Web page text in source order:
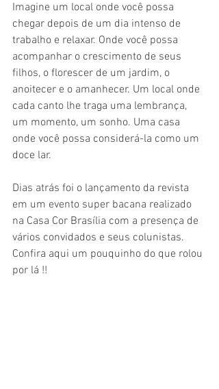
Imagine um local onde você possa
chegar depois de um dia intenso de
trabalho e relaxar. Onde você possa
acompanhar o crescimento de seus
filhos, o florescer de um jardim, o
anoitecer e o amanhecer. Um local onde
cada canto lhe traga uma lembrança,
um momento, um sonho. Uma casa
onde você possa considerá-la como um
doce lar.
Dias atrás foi o lançamento da revista
em um evento super bacana realizado
na Casa Cor Brasília com a presença de
vários convidados e seus colunistas.
Confira aqui um pouquinho do que rolou
por lá !!